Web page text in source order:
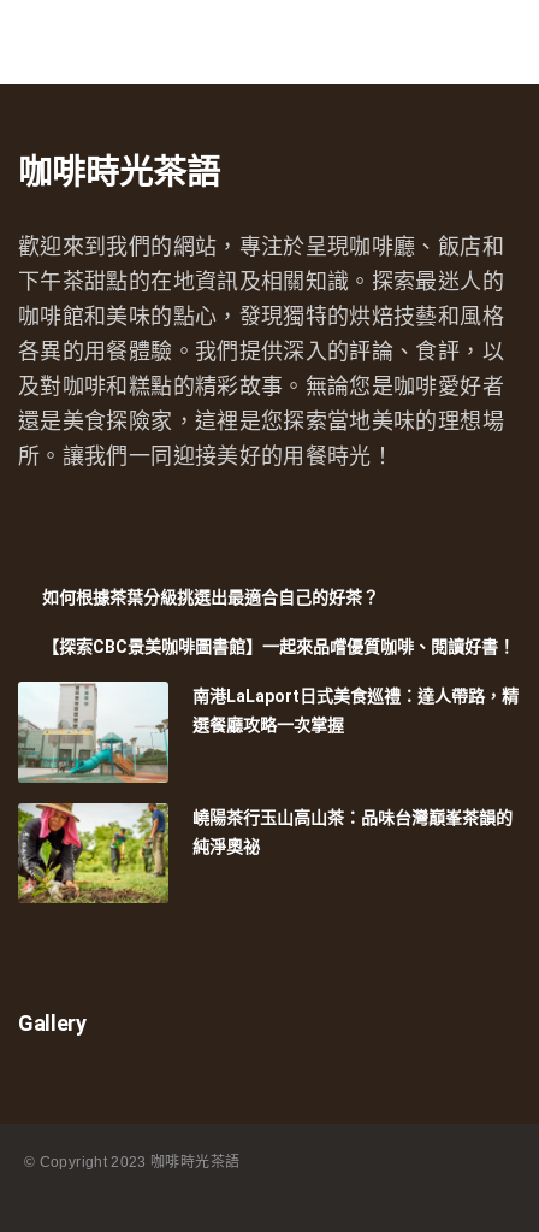
咖啡時光茶語
歡迎來到我們的網站，專注於呈現咖啡廳、飯店和
下午茶甜點的在地資訊及相關知識。探索最迷人的
咖啡館和美味的點心，發現獨特的烘焙技藝和風格
各異的用餐體驗。我們提供深入的評論、食評，以
及對咖啡和糕點的精彩故事。無論您是咖啡愛好者
還是美食探險家，這裡是您探索當地美味的理想場
所。讓我們一同迎接美好的用餐時光！
如何根據茶葉分級挑選出最適合自己的好茶？
【探索CBC景美咖啡圖書館】一起來品嚐優質咖啡、閱讀好書！
南港LaLaport日式美食巡禮：達人帶路，精
選餐廳攻略一次掌握
嶢陽茶行玉山高山茶：品味台灣巔峯茶韻的
純淨奧祕
Gallery
© Copyright2023 咖啡時光茶語